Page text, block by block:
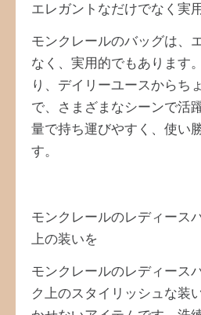
エレガントなだけでなく実
モンクレールのバッグは、
なく、実用的でもあります
り、デイリーユースからち
で、さまざまなシーンで活
量で持ち運びやすく、使い
す。
モンクレールのレディース
上の装いを
モンクレールのレディース
ク上のスタイリッシュな装